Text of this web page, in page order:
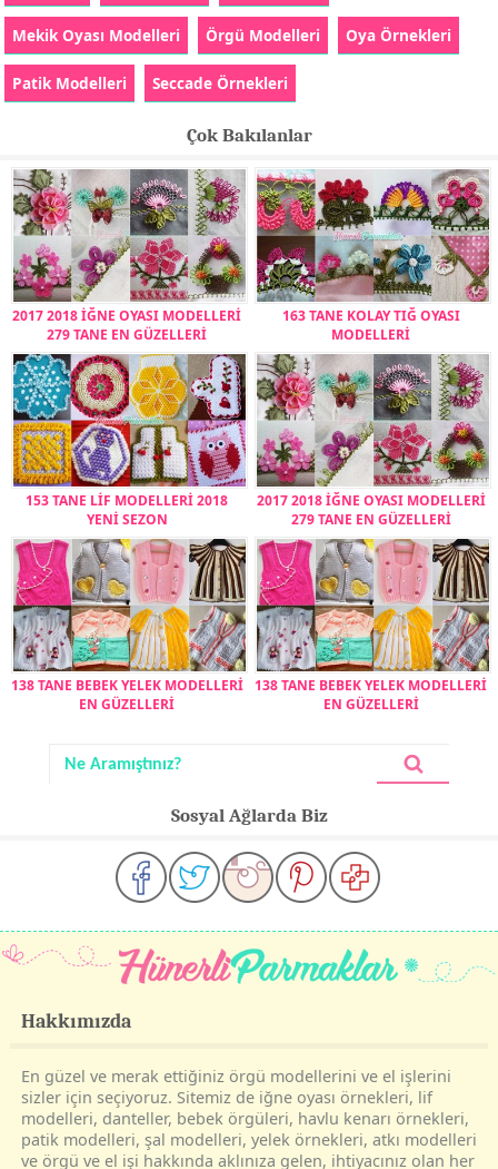
Mekik Oyası Modelleri Örgü Modelleri Oya Örnekleri
Patik Modelleri Seccade Örnekleri
Çok Bakılanlar
2017 2018 İĞNE OYASI MODELLERİ
279 TANE EN GÜZELLERİ
163 TANE KOLAY TIĞ OYASI
MODELLERİ
153 TANE LİF MODELLERİ 2018
YENİ SEZON
2017 2018 İĞNE OYASI MODELLERİ
279 TANE EN GÜZELLERİ
138 TANE BEBEK YELEK MODELLERİ
EN GÜZELLERİ
138 TANE BEBEK YELEK MODELLERİ
EN GÜZELLERİ
Sosyal Ağlarda Biz
Hakkımızda
En güzel ve merak ettiğiniz örgü modellerini ve el işlerini
sizler için seçiyoruz. Sitemiz de iğne oyası örnekleri, lif
modelleri, danteller, bebek örgüleri, havlu kenarı örnekleri,
patik modelleri, şal modelleri, yelek örnekleri, atkı modelleri
ve örgü ve el işi hakkında aklınıza gelen, ihtiyacınız olan her